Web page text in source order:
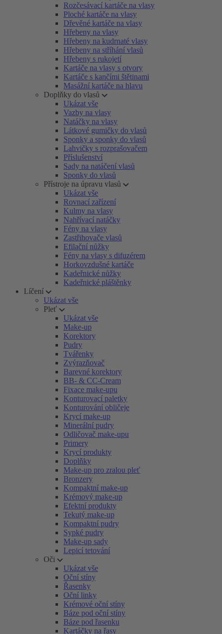
Rozčesávací kartáče na vlasy
Ploché kartáče na vlasy
Dřevěné kartáče na vlasy
Hřebeny na vlasy
Hřebeny na kudrnaté vlasy
Hřebeny na stříhání vlasů
Hřebeny s rukojetí
Kartáče na vlasy s otvory
Kartáče s kančími štětinami
Masážní kartáče na hlavu
Doplňky do vlasů
Ukázat vše
Vazby na vlasy
Natáčky na vlasy
Látkové gumičky do vlasů
Sponky a sponky do vlasů
Lahvičky s rozprašovačem
Příslušenství
Sady na natáčení vlasů
Sponky do vlasů
Přístroje na úpravu vlasů
Ukázat vše
Rovnací zařízení
Kulmy na vlasy
Nahřívací natáčky
Fény na vlasy
Zastřihovače vlasů
Efilační nůžky
Fény na vlasy s difuzérem
Horkovzdušné kartáče
Kadeřnické nůžky
Kadeřnické pláštěnky
Líčení
Ukázat vše
Pleť
Ukázat vše
Make-up
Korektory
Pudry
Tvářenky
Zvýrazňovač
Barevné korektory
BB- & CC-Cream
Fixace make-upu
Konturovací paletky
Konturování obličeje
Krycí make-up
Minerální pudry
Odličovač make-upu
Primery
Krycí produkty
Doplňky
Make-up pro zralou pleť
Bronzery
Kompaktní make-up
Krémový make-up
Efektní produkty
Tekutý make-up
Kompaktní pudry
Sypké pudry
Make-up sady
Lepicí tetování
Oči
Ukázat vše
Oční stíny
Řasenky
Oční linky
Krémové oční stíny
Báze pod oční stíny
Báze pod řasenku
Kartáčky na řasy